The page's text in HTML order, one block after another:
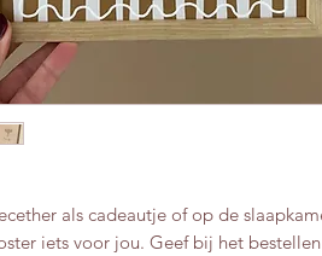
als cadeautje of op de
iets voor jou. Geef bij het